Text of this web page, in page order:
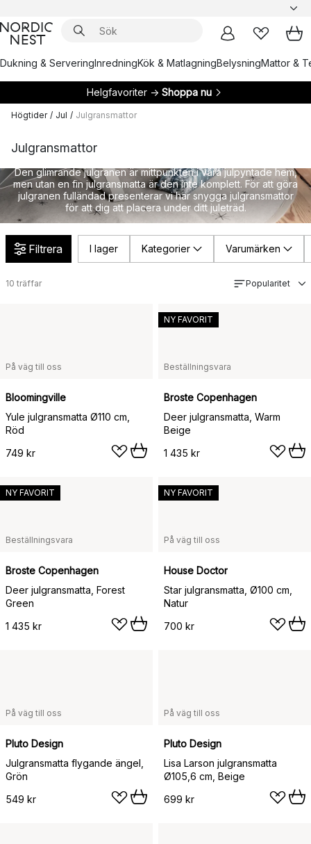
Dukning & ServeringInredningKök & MatlagningBelysningMattor &
Helgfavoriter → Shoppa nu
Högtider / Jul / Julgransmattor
Julgransmattor
Den glimrande julgranen är mittpunkten i våra julpyntade hem,
men utan en fin julgransmatta är den inte komplett. För att göra
julgranen fulländad presenterar vi här snygga julgransmattor
för att dig att placera under ditt juleträd.
Filtrera I lager Kategorier Varumärken
10 träffar Popularitet
På väg till oss
Bloomingville
Yule julgransmatta Ø110 cm,
Röd
749 kr
Beställningsvara
Broste Copenhagen
Deer julgransmatta, Warm
Beige
1 435 kr
NY FAVORIT
Beställningsvara
Broste Copenhagen
Deer julgransmatta, Forest
Green
1 435 kr
NY FAVORIT
På väg till oss
House Doctor
Star julgransmatta, Ø100 cm,
Natur
700 kr
NY FAVORIT
På väg till oss
Pluto Design
Julgransmatta flygande ängel,
Grön
549 kr
På väg till oss
Pluto Design
Lisa Larson julgransmatta
Ø105,6 cm, Beige
699 kr